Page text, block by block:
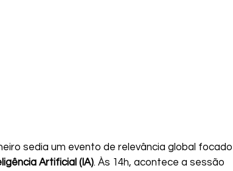
sedia um evento de relevância global focado
Artificial (IA). Às 14h, acontece a sessão